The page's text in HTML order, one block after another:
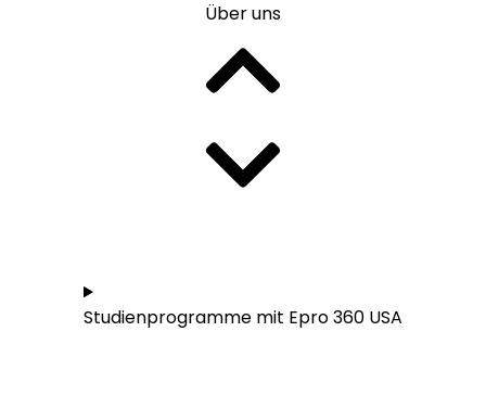
Über uns
Studienprogramme mit Epro 360 USA